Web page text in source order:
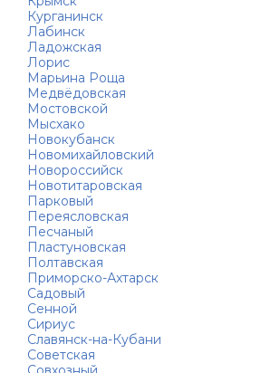
Курганинск
Лабинск
Ладожская
Лорис
Марьина Роща
Медвёдовская
Мостовской
Мысхако
Новокубанск
Новомихайловский
Новороссийск
Новотитаровская
Парковый
Переясловская
Песчаный
Пластуновская
Полтавская
Приморско-Ахтарск
Садовый
Сенной
Сириус
Славянск-на-Кубани
Советская